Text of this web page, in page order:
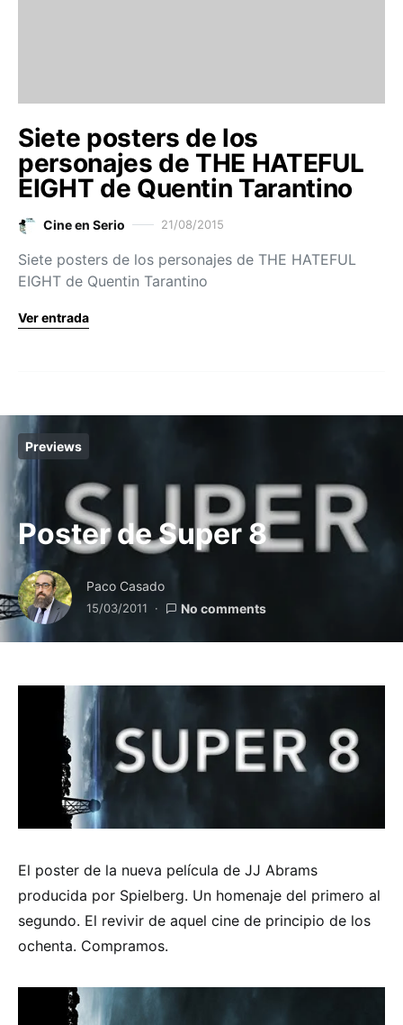
Siete posters de los
personajes de THE HATEFUL
EIGHT de Quentin Tarantino
Cine en Serio 21/08/2015
Siete posters de los personajes de THE HATEFUL
EIGHT de Quentin Tarantino
Ver entrada
Previews
Poster de Super 8
Paco Casado
15/03/2011 No comments
El poster de la nueva película de JJ Abrams
producida por Spielberg. Un homenaje del primero al
segundo. El revivir de aquel cine de principio de los
ochenta. Compramos.